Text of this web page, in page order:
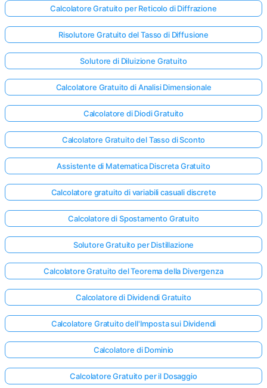
qui!
Calcolatore Gratuito per Reticolo di Diffrazione
Risolutore Gratuito del Tasso di Diffusione
Solutore di Diluizione Gratuito
Calcolatore Gratuito di Analisi Dimensionale
Calcolatore di Diodi Gratuito
Calcolatore Gratuito del Tasso di Sconto
Assistente di Matematica Discreta Gratuito
Calcolatore gratuito di variabili casuali discrete
Calcolatore di Spostamento Gratuito
Solutore Gratuito per Distillazione
Calcolatore Gratuito del Teorema della Divergenza
Calcolatore di Dividendi Gratuito
Calcolatore Gratuito dell'Imposta sui Dividendi
Calcolatore di Dominio
Calcolatore Gratuito per il Dosaggio